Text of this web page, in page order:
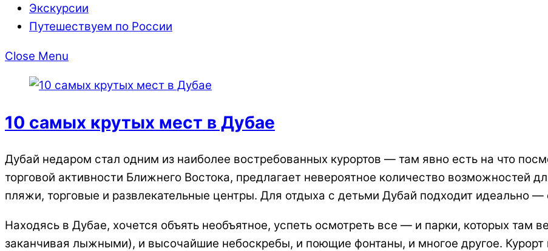
Экскурсии
Путешествуем по России
Close Menu
10 самых крутых мест в Дубае
Дубай недаром стал одним из наиболее востребованных курортов — там явно есть на что
торговой активности Ближнего Востока, предлагает невероятное количество возможностей
пляжи, торговые и развлекательные центры. Для отдыха с детьми Дубай подходит идеально —
Находясь в Дубае, хочется объять необъятное, успеть осмотреть все — и парки, которых там
заканчивая лыжными), и высочайшие небоскребы, и поющие фонтаны, и многое другое.